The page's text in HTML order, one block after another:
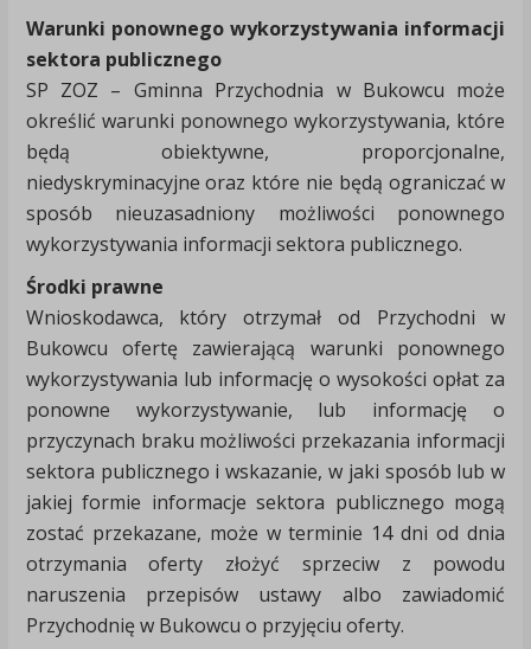
Warunki ponownego wykorzystywania informacji
sektora publicznego
SP ZOZ – Gminna Przychodnia w Bukowcu może
określić warunki ponownego wykorzystywania, które
będą obiektywne, proporcjonalne,
niedyskryminacyjne oraz które nie będą ograniczać w
sposób nieuzasadniony możliwości ponownego
wykorzystywania informacji sektora publicznego.
Środki prawne
Wnioskodawca, który otrzymał od Przychodni w
Bukowcu ofertę zawierającą warunki ponownego
wykorzystywania lub informację o wysokości opłat za
ponowne wykorzystywanie, lub informację o
przyczynach braku możliwości przekazania informacji
sektora publicznego i wskazanie, w jaki sposób lub w
jakiej formie informacje sektora publicznego mogą
zostać przekazane, może w terminie 14 dni od dnia
otrzymania oferty złożyć sprzeciw z powodu
naruszenia przepisów ustawy albo zawiadomić
Przychodnię w Bukowcu o przyjęciu oferty.